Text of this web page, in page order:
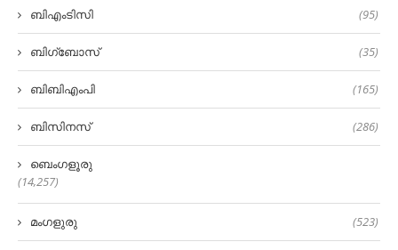
ബിഎംടിസി (95)
ബിഗ്‌ബോസ് (35)
ബിബിഎംപി (165)
ബിസിനസ് (286)
ബെംഗളൂരു
(14,257)
മംഗളുരു (523)